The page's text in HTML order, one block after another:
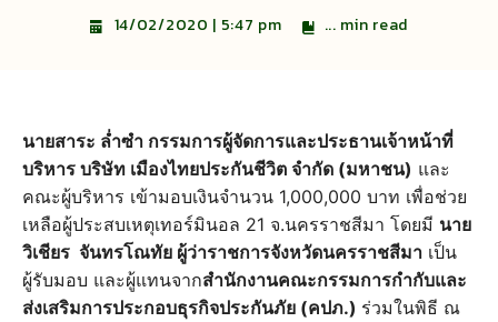
14/02/2020 | 5:47 pm ... min read
นายสาระ ล่ำซำ กรรมการผู้จัดการและประธานเจ้าหน้าที่
บริหาร บริษัท เมืองไทยประกันชีวิต จำกัด (มหาชน) และ
คณะผู้บริหาร เข้ามอบเงินจำนวน 1,000,000 บาท เพื่อช่วย
เหลือผู้ประสบเหตุเทอร์มินอล 21 จ.นครราชสีมา โดยมี นาย
วิเชียร จันทรโณทัย ผู้ว่าราชการจังหวัดนครราชสีมา เป็น
ผู้รับมอบ และผู้แทนจากสำนักงานคณะกรรมการกำกับและ
ส่งเสริมการประกอบธุรกิจประกันภัย (คปภ.) ร่วมในพิธี ณ